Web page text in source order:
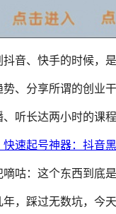
音、快手的时候，
、分享所谓的创业
、听长达两小时的课
咕：这个东西到底
，踩过无数坑，今